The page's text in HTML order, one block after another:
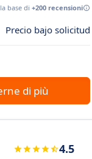
base di +200 recensioni
Precio bajo solicitud
di più
4.5